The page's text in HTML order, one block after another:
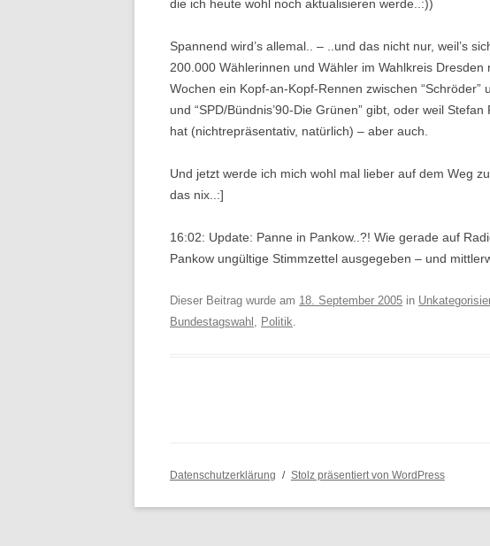
die ich heute wohl noch aktualisieren werde..:))
Spannend wird’s allemal.. – ..und das nicht nur, weil’s
200.000 Wählerinnen und Wähler im Wahlkreis Dresden
Wochen ein Kopf-an-Kopf-Rennen zwischen “Schröder”
und “SPD/Bündnis’90-Die Grünen” gibt, oder weil
hat (nichtrepräsentativ, natürlich) – aber auch.
Und jetzt werde ich mich wohl mal lieber auf dem Weg
das nix..:]
16:02: Update: Panne in Pankow..?! Wie gerade auf
Pankow ungültige Stimmzettel ausgegeben – und
Dieser Beitrag wurde am 18. September 2005 in
Bundestagswahl , Politik.
Datenschutzerklärung Stolz präsentiert von WordPress